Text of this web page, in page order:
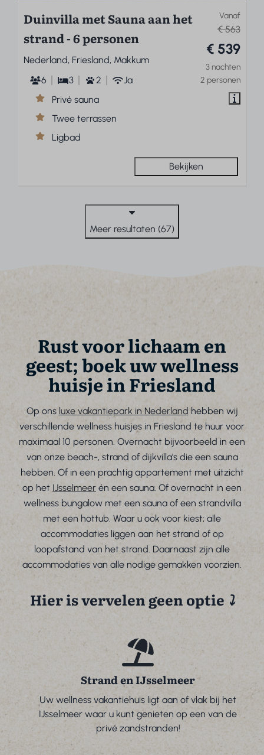
Vanaf
€ 563
€ 539
3 nachten
2 personen
Duinvilla met Sauna aan het
strand - 6 personen
Nederland, Friesland, Makkum
6
3 2
Ja
Privé sauna
Twee terrassen
Ligbad
Bekijken
Meer resultaten (67)
Rust voor lichaam en
geest; boek uw wellness
huisje in Friesland
Op ons luxe vakantiepark in Nederland hebben wij
verschillende wellness huisjes in Friesland te huur voor
maximaal 10 personen. Overnacht bijvoorbeeld in een
van onze beach-, strand of dijkvilla's die een sauna
hebben. Of in een prachtig appartement met uitzicht
op het IJsselmeer én een sauna. Of overnacht in een
wellness bungalow met een sauna of een strandvilla
met een hottub. Waar u ook voor kiest; alle
accommodaties liggen aan het strand of op
loopafstand van het strand. Daarnaast zijn alle
accommodaties van alle nodige gemakken voorzien.
Hier is vervelen geen optie ⤵︎
Strand en IJsselmeer
Uw wellness vakantiehuis ligt aan of vlak bij het
IJsselmeer waar u kunt genieten op een van de
privé zandstranden!